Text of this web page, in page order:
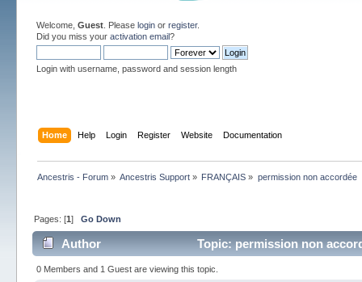
Welcome, Guest. Please loginor register.
Did you miss your activation email?
Login with username, password and session length
Home Help Login Register Website Documentation
Ancestris - Forum» Ancestris Support » FRANÇAIS » permission non accordée
Pages: [1] Go Down
Author Topic: permission non
0 Members and 1 Guest are viewing this topic.